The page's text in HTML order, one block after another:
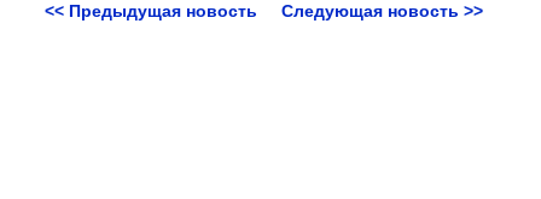
<< Предыдущая новость Следующая новость >>